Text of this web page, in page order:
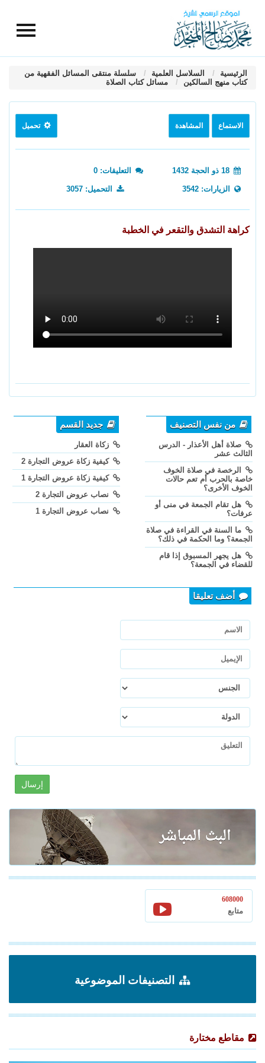
الرئيسية السلاسل العلمية
سلسلة منتقى المسائل الفقهية من
كتاب منهج السالكين
مسائل كتاب الصلاة
الاستماع المشاهدة تحميل
التعليقات: 0
الزيارات: 3542 التحميل: 3057
كراهة التشدق والتقعر في الخطبة
من نفس التصنيف
صلاة أهل الأعذار - الدرس
الثالث عشر
الرخصة في صلاة الخوف
خاصة بالحرب أم تعم حالات
الخوف الأخرى؟
هل تقام الجمعة في منى أو
عرفات؟
ما السنة في القراءة في صلاة
الجمعة؟ وما الحكمة في ذلك؟
هل يجهر المسبوق إذا قام
للقضاء في الجمعة؟
جديد القسم
زكاة العقار
كيفية زكاة عروض التجارة 2
كيفية زكاة عروض التجارة 1
نصاب عروض التجارة 2
نصاب عروض التجارة 1
أضف تعليقا
إرسال
608000
متابع
التصنيفات الموضوعية
مقاطع مختارة